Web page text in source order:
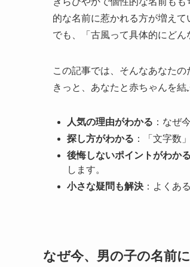
的な名前に惹かれる方が増えて
でも、「古風って具体的にど
この記事では、そんなあなた
きっと、あなたと赤ちゃんを結
人気の理由がわかる ：なぜ
探し方がわかる ：「文字数
後悔しないポイントがわかる
します。
小さな疑問も解決 ：よくあ
なぜ今、男の子の名前